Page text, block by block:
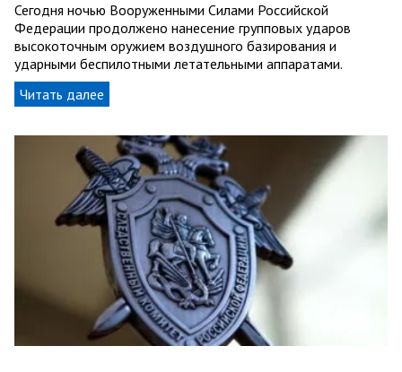
Сегодня ночью Вооруженными Силами Российской
Федерации продолжено нанесение групповых ударов
высокоточным оружием воздушного базирования и
ударными беспилотными летательными аппаратами.
Читать далее